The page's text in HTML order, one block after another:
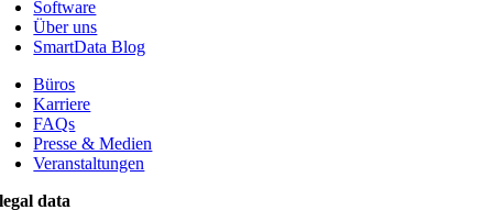
Software
Über uns
SmartData Blog
Büros
Karriere
FAQs
Presse & Medien
Veranstaltungen
legal data